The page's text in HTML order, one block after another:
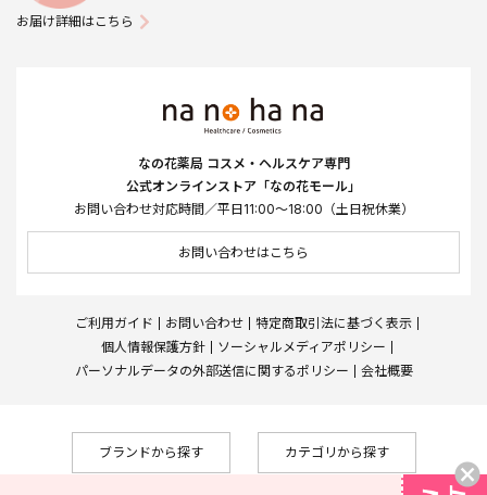
お届け詳細はこちら
なの花薬局 コスメ・ヘルスケア専門
公式オンラインストア「なの花モール」
お問い合わせ対応時間／平日11:00～18:00（土日祝休業）
お問い合わせはこちら
ご利用ガイド お問い合わせ
特定商取引法に基づく表示
個人情報保護方針
ソーシャルメディアポリシー
パーソナルデータの外部送信に関するポリシー
会社概要
ブランドから探す カテゴリから探す